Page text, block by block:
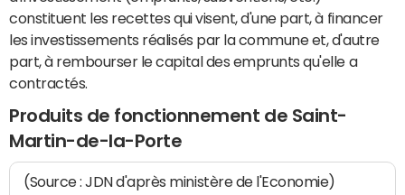
constituent les recettes qui visent, d'une part, à financer
les investissements réalisés par la commune et, d'autre
part, à rembourser le capital des emprunts qu'elle a
contractés.
Produits de fonctionnement de Saint-
Martin-de-la-Porte
(Source : JDN d'après ministère de l'Economie)